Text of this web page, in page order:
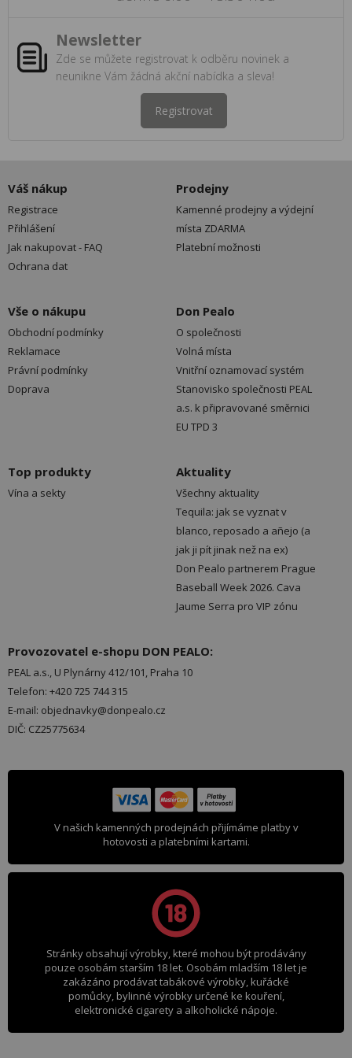
Newsletter
Zde se můžete registrovat k odběru novinek a
neunikne Vám žádná akční nabídka a sleva!
Registrovat
Váš nákup
Registrace
Přihlášení
Jak nakupovat - FAQ
Ochrana dat
Prodejny
Kamenné prodejny a výdejní
místa ZDARMA
Platební možnosti
Vše o nákupu
Obchodní podmínky
Reklamace
Právní podmínky
Doprava
Don Pealo
O společnosti
Volná místa
Vnitřní oznamovací systém
Stanovisko společnosti PEAL
a.s. k připravované směrnici
EU TPD 3
Top produkty
Vína a sekty
Aktuality
Všechny aktuality
Tequila: jak se vyznat v
blanco, reposado a añejo (a
jak ji pít jinak než na ex)
Don Pealo partnerem Prague
Baseball Week 2026. Cava
Jaume Serra pro VIP zónu
Provozovatel e-shopu DON PEALO:
PEAL a.s., U Plynárny 412/101, Praha 10
Telefon: +420 725 744 315
E-mail: objednavky@donpealo.cz
DIČ: CZ25775634
V našich kamenných prodejnách přijímáme platby v
hotovosti a platebními kartami.
Stránky obsahují výrobky, které mohou být prodávány
pouze osobám starším 18 let. Osobám mladším 18 let je
zakázáno prodávat tabákové výrobky, kuřácké
pomůcky, bylinné výrobky určené ke kouření,
elektronické cigarety a alkoholické nápoje.